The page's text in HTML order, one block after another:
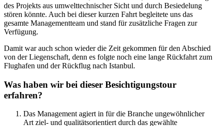
des Projekts aus umwelttechnischer Sicht und durch Besiedelung
stören könnte. Auch bei dieser kurzen Fahrt begleitete uns das
gesamte Managementteam und stand für zusätzliche Fragen zur
Verfügung.
Damit war auch schon wieder die Zeit gekommen für den Abschied
von der Liegenschaft, denn es folgte noch eine lange Rückfahrt zum
Flughafen und der Rückflug nach Istanbul.
Was haben wir bei dieser Besichtigungstour
erfahren?
Das Management agiert in für die Branche ungewöhnlicher
Art ziel- und qualitätsorientiert durch das gewählte